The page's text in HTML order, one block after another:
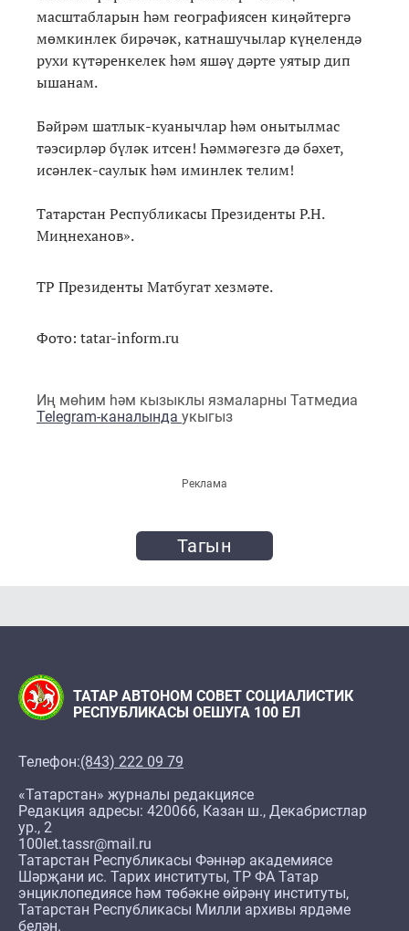
масштабларын һәм географиясен киңәйтергә
мөмкинлек бирәчәк, катнашучылар күңелендә
рухи күтәренкелек һәм яшәү дәрте уятыр дип
ышанам.
Бәйрәм шатлык-куанычлар һәм онытылмас
тәэсирләр бүләк итсен! Һәммәгезгә дә бәхет,
исәнлек-саулык һәм иминлек телим!
Татарстан Республикасы Президенты Р.Н.
Миңнеханов».
ТР Президенты Матбугат хезмәте.
Фото: tatar-inform.ru
Иң мөһим һәм кызыклы язмаларны Татмедиа
Telegram-каналында укыгыз
Реклама
Тагын
ТАТАР АВТОНОМ СОВЕТ СОЦИАЛИСТИК
РЕСПУБЛИКАСЫ ОЕШУГА 100 ЕЛ
Телефон:(843) 222 09 79
«Татарстан» журналы редакциясе
Редакция адресы: 420066, Казан ш., Декабристлар
ур., 2
100let.tassr@mail.ru
Татарстан Республикасы Фәннәр академиясе
Шәрҗани ис. Тарих институты, ТР ФА Татар
энциклопедиясе һәм төбәкне өйрәнү институты,
Татарстан Республикасы Милли архивы ярдәме
белән.